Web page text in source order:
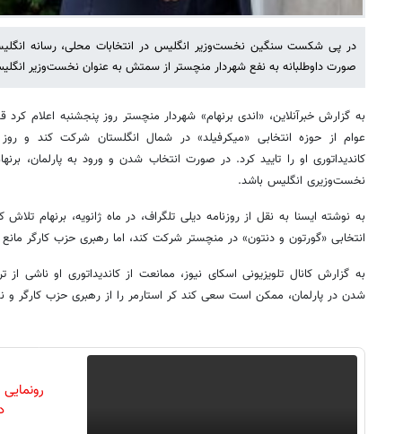
در پی شکست سنگین نخست‌وزیر انگلیس در انتخابات محلی، رسانه
صورت داوطلبانه به نفع شهردار منچستر از سمتش به عنوان نخست‌وزیر
به گزارش خبرآنلاین، «اندی برنهام» شهردار منچستر روز پنجشنبه اعلام
عوام از حوزه انتخابی «میکرفیلد» در شمال انگلستان شرکت کند و
کاندیداتوری او را تایید کرد. در صورت انتخاب شدن و ورود به پارلمان،
نخست‌وزیری انگلیس باشد.
به نوشته ایسنا به نقل از روزنامه دیلی تلگراف، در ماه ژانویه، برنهام
انتخابی «گورتون و دنتون» در منچستر شرکت کند، اما رهبری حزب کارگر
به گزارش کانال تلویزیونی اسکای نیوز، ممانعت از کاندیداتوری او ناشی
شدن در پارلمان، ممکن است سعی کند کر استارمر را از رهبری حزب کارگر و